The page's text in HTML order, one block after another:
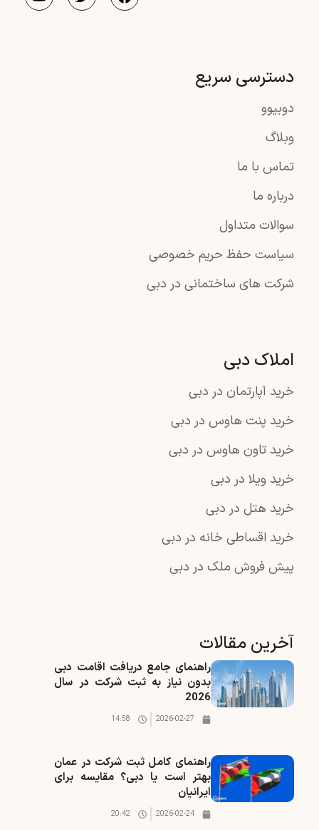
دسترسی سریع
دوبیوو
وبلاگ
تماس با ما
درباره ما
سوالات متداول
سیاست حفظ حریم خصوصی
شرکت های ساختمانی در دبی
املاک دبی
خرید آپارتمان در دبی
خرید پنت هاوس در دبی
خرید تاون هاوس در دبی
خرید ویلا در دبی
خرید هتل در دبی
خرید اقساطی خانه در دبی
پیش فروش ملک در دبی
آخرین مقالات
راهنمای جامع دریافت اقامت دبی
بدون نیاز به ثبت شرکت در سال
2026
2026-02-27
14:58
راهنمای کامل ثبت شرکت در عمان
بهتر است یا دبی؟ مقایسه برای
ایرانیان
2026-02-24
20:42